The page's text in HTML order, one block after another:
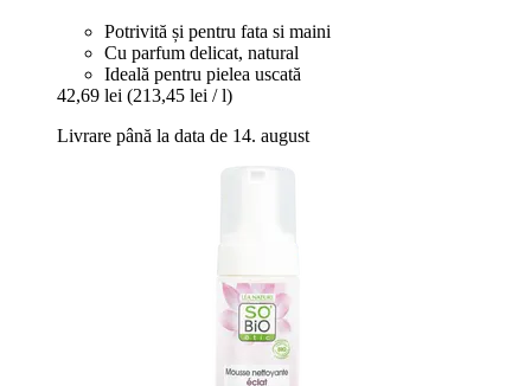
Potrivită și pentru fata si maini
Cu parfum delicat, natural
Ideală pentru pielea uscată
42,69 lei (213,45 lei / l)
Livrare până la data de 14. august